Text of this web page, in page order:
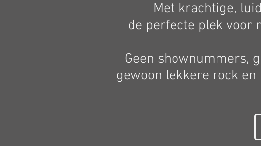
Met krachtige,
de perfecte plek voor
Geen shownummers,
gewoon lekkere rock